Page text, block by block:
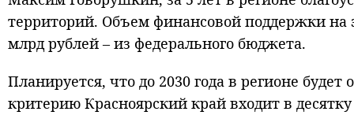
территорий. Объем финансовой поддержки на
млрд рублей – из федерального бюджета.
Планируется, что до 2030 года в регионе
критерию Красноярский край входит в